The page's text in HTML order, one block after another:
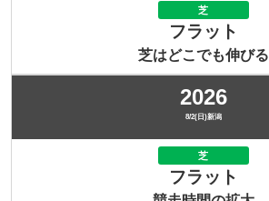
芝
フラット
芝はどこでも伸びる
2026
8/2(日)新潟
芝
フラット